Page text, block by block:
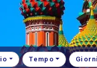
Tempo Giorni